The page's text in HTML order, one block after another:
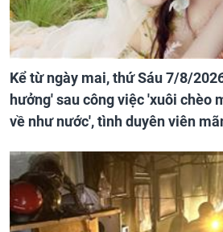
Kể từ ngày mai, thứ Sáu 7/8/
hưởng' sau công việc 'xuôi chèo
về như nước', tình duyên viên